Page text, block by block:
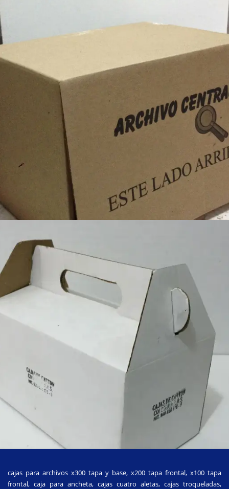
cajas para archivos x300 tapa y base, x200 tapa frontal, x100 tapa
frontal, caja para ancheta, cajas cuatro aletas, cajas troqueladas,